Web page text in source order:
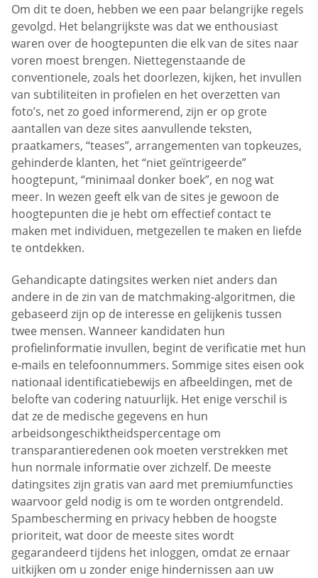
Om dit te doen, hebben we een paar belangrijke regels
gevolgd. Het belangrijkste was dat we enthousiast
waren over de hoogtepunten die elk van de sites naar
voren moest brengen. Niettegenstaande de
conventionele, zoals het doorlezen, kijken, het invullen
van subtiliteiten in profielen en het overzetten van
foto’s, net zo goed informerend, zijn er op grote
aantallen van deze sites aanvullende teksten,
praatkamers, “teases”, arrangementen van topkeuzes,
gehinderde klanten, het “niet geïntrigeerde”
hoogtepunt, “minimaal donker boek”, en nog wat
meer. In wezen geeft elk van de sites je gewoon de
hoogtepunten die je hebt om effectief contact te
maken met individuen, metgezellen te maken en liefde
te ontdekken.
Gehandicapte datingsites werken niet anders dan
andere in de zin van de matchmaking-algoritmen, die
gebaseerd zijn op de interesse en gelijkenis tussen
twee mensen. Wanneer kandidaten hun
profielinformatie invullen, begint de verificatie met hun
e-mails en telefoonnummers. Sommige sites eisen ook
nationaal identificatiebewijs en afbeeldingen, met de
belofte van codering natuurlijk. Het enige verschil is
dat ze de medische gegevens en hun
arbeidsongeschiktheidspercentage om
transparantieredenen ook moeten verstrekken met
hun normale informatie over zichzelf. De meeste
datingsites zijn gratis van aard met premiumfuncties
waarvoor geld nodig is om te worden ontgrendeld.
Spambescherming en privacy hebben de hoogste
prioriteit, wat door de meeste sites wordt
gegarandeerd tijdens het inloggen, omdat ze ernaar
uitkijken om u zonder enige hindernissen aan uw